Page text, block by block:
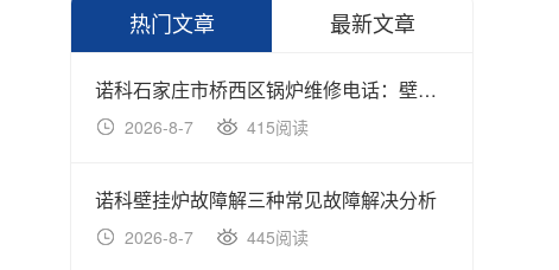
热门文章 最新文章
诺科石家庄市桥西区锅炉维修电话：壁挂炉品牌有哪些？教你选择壁挂
2026-8-7 415阅读
诺科壁挂炉故障解三种常见故障解决分析
2026-8-7 445阅读